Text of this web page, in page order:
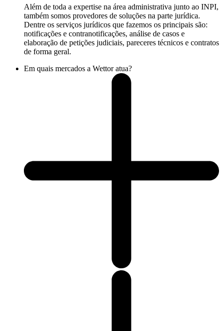
Além de toda a expertise na área administrativa junto ao INPI,
também somos provedores de soluções na parte jurídica.
Dentre os serviços jurídicos que fazemos os principais são:
notificações e contranotificações, análise de casos e
elaboração de petições judiciais, pareceres técnicos e contratos
de forma geral.
Em quais mercados a Wettor atua?